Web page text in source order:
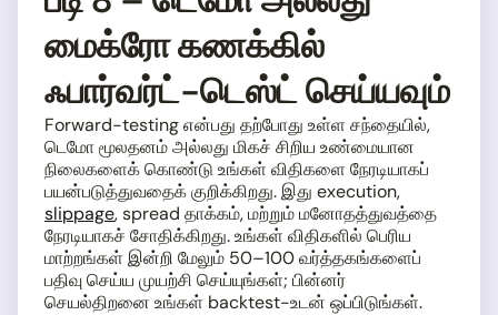
மைக்ரோ கணக்கில்
ஃபார்வர்ட்-டெஸ்ட் செய்யவும்
Forward-testing என்பது தற்போது உள்ள சந்தையில்,
டெமோ மூலதனம் அல்லது மிகச் சிறிய உண்மையான
நிலைகளைக் கொண்டு உங்கள் விதிகளை நேரடியாகப்
பயன்படுத்துவதைக் குறிக்கிறது. இது execution,
slippage, spread தாக்கம், மற்றும் மனோதத்துவத்தை
நேரடியாகச் சோதிக்கிறது. உங்கள் விதிகளில் பெரிய
மாற்றங்கள் இன்றி மேலும் 50–100 வர்த்தகங்களைப்
பதிவு செய்ய முயற்சி செய்யுங்கள்; பின்னர்
செயல்திறனை உங்கள் backtest-உடன் ஒப்பிடுங்கள்.